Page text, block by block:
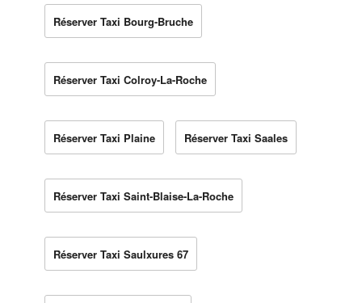
Réserver Taxi Bourg-Bruche
Réserver Taxi Colroy-La-Roche
Réserver Taxi Plaine Réserver Taxi Saales
Réserver Taxi Saint-Blaise-La-Roche
Réserver Taxi Saulxures 67